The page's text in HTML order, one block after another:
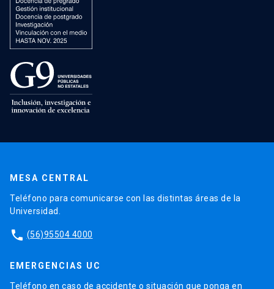
MESA CENTRAL
Teléfono para comunicarse con las distintas áreas de la
Universidad.
phone (56)95504 4000
EMERGENCIAS UC
Teléfono en caso de accidente o situación que ponga en